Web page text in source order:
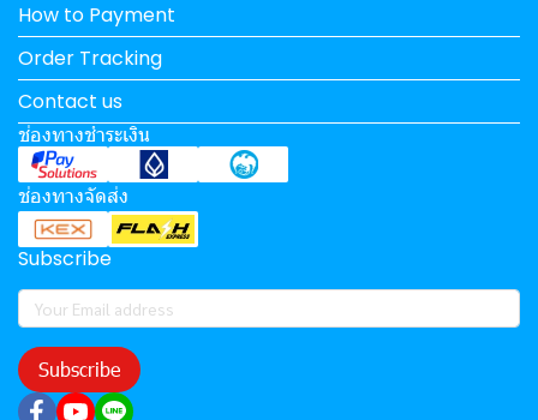
How to Payment
Order Tracking
Contact us
ช่องทางชำระเงิน
ช่องทางจัดส่ง
Subscribe
Subscribe